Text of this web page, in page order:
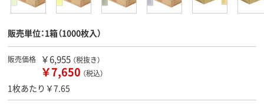
販売単位：1箱（1000枚入）
販売価格 ￥6,955 （税抜き）
￥7,650 （税込）
1枚あたり￥7.65